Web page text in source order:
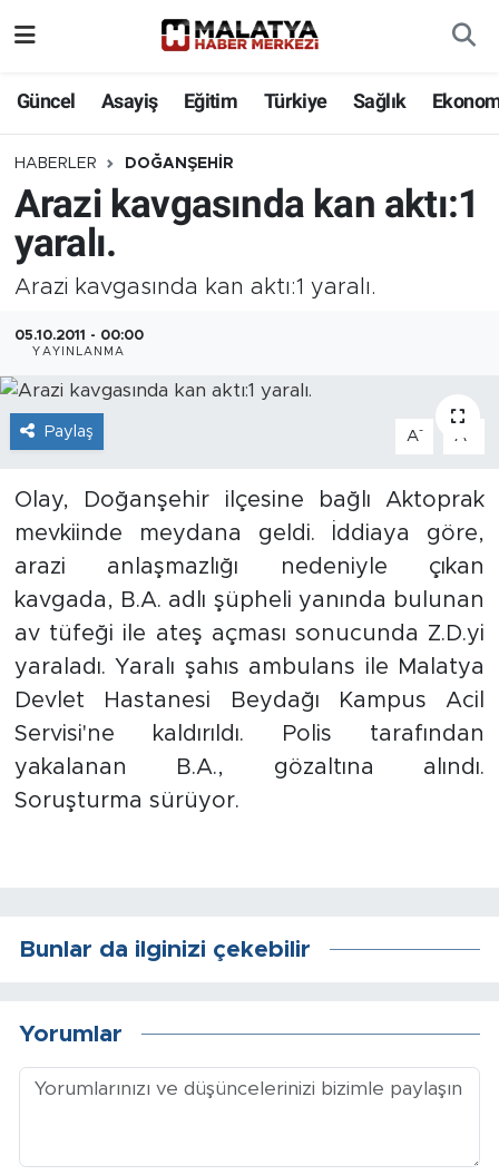
Güncel Asayiş Eğitim Türkiye Sağlık
HABERLER DOĞANŞEHIR
Arazi kavgasında kan aktı:1
yaralı.
Arazi kavgasında kan aktı:1 yaralı.
05.10.2011 - 00:00
YAYINLANMA
Paylaş A- A
Olay, Doğanşehir ilçesine bağlı Aktoprak
mevkiinde meydana geldi. İddiaya göre,
arazi anlaşmazlığı nedeniyle çıkan
kavgada, B.A. adlı şüpheli yanında bulunan
av tüfeği ile ateş açması sonucunda Z.D.yi
yaraladı. Yaralı şahıs ambulans ile Malatya
Devlet Hastanesi Beydağı Kampus Acil
Servisi'ne kaldırıldı. Polis tarafından
yakalanan B.A., gözaltına alındı.
Soruşturma sürüyor.
Bunlar da ilginizi çekebilir
Yorumlar
Eğitim
Türkiye
Sağlık
Kültür
İş İlanları
Dünya
Yazıhan
Kuluncak
Doğanyol
Darende